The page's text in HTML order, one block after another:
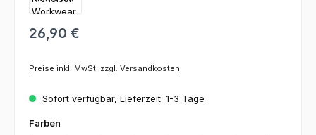
26,90 €
Preise inkl. MwSt. zzgl. Versandkosten
Sofort verfügbar, Lieferzeit: 1-3 Tage
Farben